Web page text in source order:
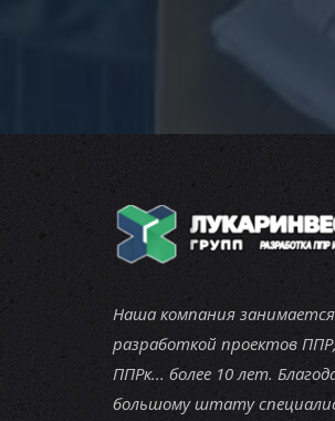
Наша компания занимается
разработкой проектов
ППРк... более 10 лет.
большому штату